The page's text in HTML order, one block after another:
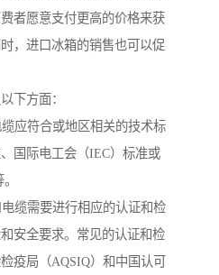
者愿意支付更高的价格来获
，进口冰箱的销售也可以促
下方面：
应符合或地区相关的技术标
国际电工会（IEC）标准或
缆需要进行相应的认证和检
安全要求。常见的认证和检
疫局（AQSIQ）和中国认可